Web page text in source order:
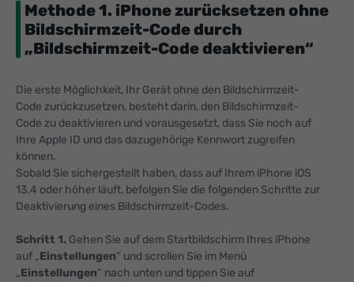
Methode 1. iPhone zurücksetzen ohne
Bildschirmzeit-Code durch
„Bildschirmzeit-Code deaktivieren“
Die erste Möglichkeit, Ihr Gerät ohne den Bildschirmzeit-
Code zurückzusetzen, besteht darin, den Bildschirmzeit-
Code zu deaktivieren und vorausgesetzt, dass Sie noch auf
Ihre Apple ID und das dazugehörige Kennwort zugreifen
können.
Sobald Sie sichergestellt haben, dass auf Ihrem iPhone iOS
13.4 oder höher läuft, befolgen Sie die folgenden Schritte zur
Deaktivierung eines Bildschirmzeit-Codes.
Schritt 1. Gehen Sie auf dem Startbildschirm Ihres iPhone
auf „Einstellungen“ und scrollen Sie im Menü
„Einstellungen“ nach unten und tippen Sie auf